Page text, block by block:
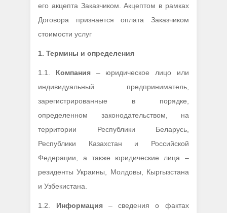
его акцепта Заказчиком. Акцептом в рамках
Договора признается оплата Заказчиком
стоимости услуг
1. Термины и определения
1.1. Компания – юридическое лицо или
индивидуальный предприниматель,
зарегистрированные в порядке,
определенном законодательством, на
территории Республики Беларусь,
Республики Казахстан и Российской
Федерации, а также юридические лица –
резиденты Украины, Молдовы, Кыргызстана
и Узбекистана.
1.2. Информация– сведения о фактах